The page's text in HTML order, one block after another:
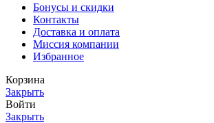
Бонусы и скидки
Контакты
Доставка и оплата
Миссия компании
Избранное
Корзина
Закрыть
Войти
Закрыть